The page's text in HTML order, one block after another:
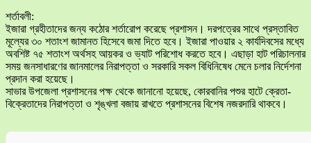
​শর্তাবলী:
ইজারা গ্রহীতাদের জন্য কঠোর শর্তারোপ করেছে প্রশাসন। দরপত্রের সাথে প্রস্তাবিত
মূল্যের ৩০ শতাংশ জামানত হিসেবে জমা দিতে হবে। ইজারা পাওয়ার ২ কার্যদিবসের মধ্যে
অবশিষ্ট ৭৫ শতাংশ অর্থসহ আয়কর ও ভ্যাট পরিশোধ করতে হবে। এছাড়া হাট পরিচালনার
সময় জনসাধারণের জানমালের নিরাপত্তা ও সরকারি সকল বিধিনিষেধ মেনে চলার নির্দেশনা
প্রদান করা হয়েছে।
​সাভার উপজেলা প্রশাসনের পক্ষ থেকে জানানো হয়েছে, কোরবানির পশুর হাটে ক্রেতা-
বিক্রেতাদের নিরাপত্তা ও শৃঙ্খলা বজায় রাখতে প্রশাসনের বিশেষ নজরদারি থাকবে।